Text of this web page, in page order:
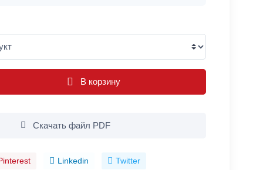
В корзину
Скачать файл PDF
Linkedin Twitter